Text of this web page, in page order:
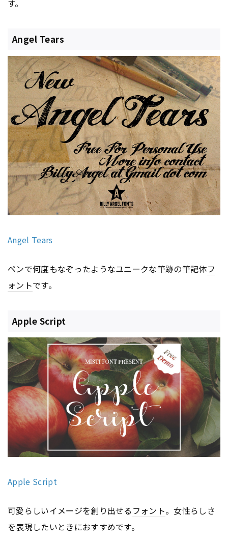
す。
Angel Tears
Angel Tears
ペンで何度もなぞったようなユニークな筆跡の筆記体フ
ォントです。
Apple Script
Apple Script
可愛らしいイメージを創り出せる フォント。女性らしさ
を表現したいときにおすすめです。